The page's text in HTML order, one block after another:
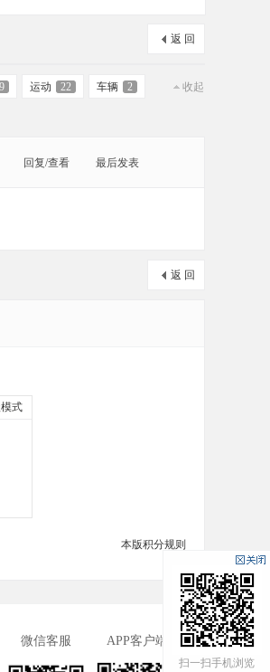
返 回
收起
运动 22 车辆 2
回复/查看 最后发表
返 回
式
本版积分规则
扫一扫手机浏览
微信客服 APP客户端